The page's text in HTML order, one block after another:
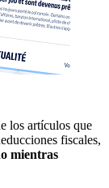
los artículos que
fiscales,
mientras